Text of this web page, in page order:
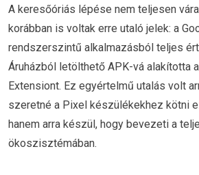
A keresőóriás lépése nem teljesen
korábban is voltak erre utaló jelek: a
rendszerszintű alkalmazásból teljes
Áruházból letölthető APK-vá alakította
Extensiont. Ez egyértelmű utalás volt
szeretné a Pixel készülékekhez kötni
hanem arra készül, hogy bevezeti a
ökoszisztémában.